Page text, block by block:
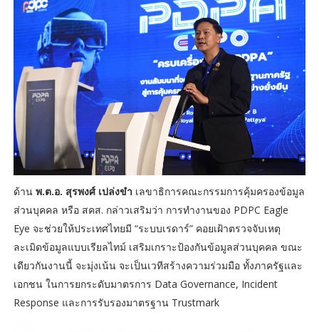
ด้าน พ.ต.อ. สุรพงศ์ เปล่งขำ เลขาธิการคณะกรรมการคุ้มครองข้อมูล
ส่วนบุคคล หรือ สคส. กล่าวเสริมว่า การทำงานของ PDPC Eagle
Eye จะช่วยให้ประเทศไทยมี “ระบบเรดาร์” คอยเฝ้าตรวจจับเหตุ
ละเมิดข้อมูลแบบเรียลไทม์ เสริมเกราะป้องกันข้อมูลส่วนบุคคล ขณะ
เดียวกันงานนี้ จะมุ่งเน้น จะเป็นเวทีสร้างความร่วมมือ ทั้งภาครัฐและ
เอกชน ในการยกระดับมาตรการ Data Governance, Incident
Response และการรับรองมาตรฐาน Trustmark